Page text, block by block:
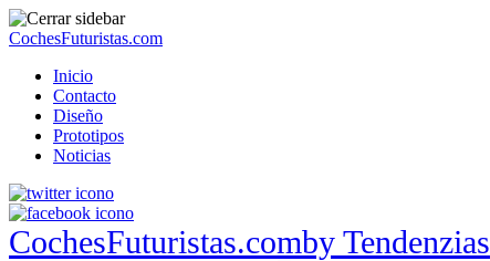
CochesFuturistas.com
Inicio
Contacto
Diseño
Prototipos
Noticias
CochesFuturistas.comby Tendenzias